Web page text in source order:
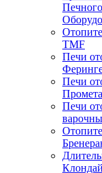
Печного
TMF
Печи
Печи
Печи